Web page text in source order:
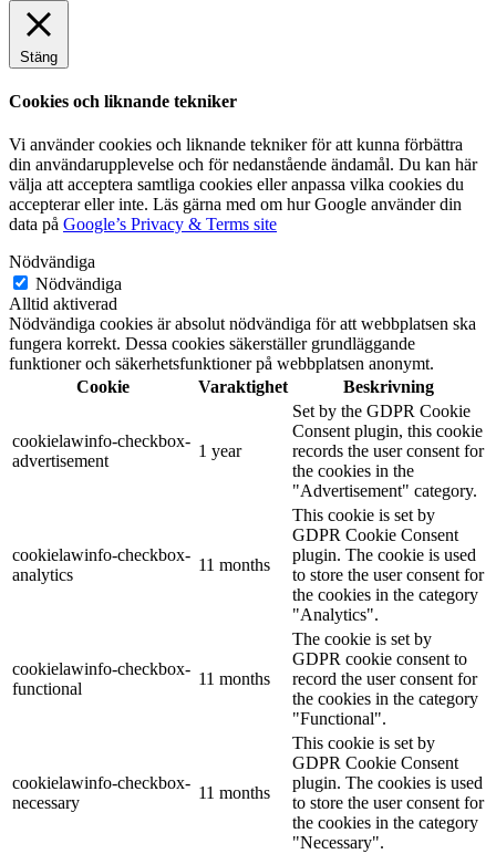
Stäng
Cookies och liknande tekniker
Vi använder cookies och liknande tekniker för att kunna förbättra
din användarupplevelse och för nedanstående ändamål. Du kan här
välja att acceptera samtliga cookies eller anpassa vilka cookies du
accepterar eller inte. Läs gärna med om hur Google använder din
data på Google’s Privacy & Terms site
Nödvändiga
Nödvändiga
Alltid aktiverad
Nödvändiga cookies är absolut nödvändiga för att webbplatsen ska
fungera korrekt. Dessa cookies säkerställer grundläggande
funktioner och säkerhetsfunktioner på webbplatsen anonymt.
Cookie
Varaktighet Beskrivning
cookielawinfo-checkbox-
advertisement
1 year
Set by the GDPR Cookie
Consent plugin, this cookie
records the user consent for
the cookies in the
"Advertisement" category.
cookielawinfo-checkbox-
analytics
11 months
This cookie is set by
GDPR Cookie Consent
plugin. The cookie is used
to store the user consent for
the cookies in the category
"Analytics".
cookielawinfo-checkbox-
functional
11 months
The cookie is set by
GDPR cookie consent to
record the user consent for
the cookies in the category
"Functional".
cookielawinfo-checkbox-
necessary
11 months
This cookie is set by
GDPR Cookie Consent
plugin. The cookies is used
to store the user consent for
the cookies in the category
"Necessary".